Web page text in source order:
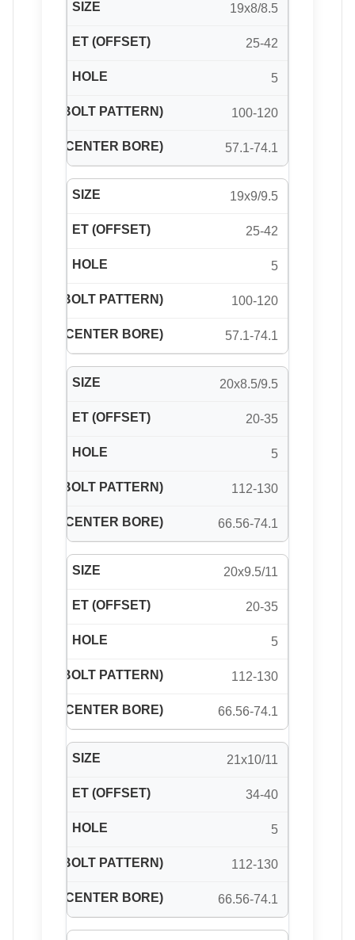
19x8/8.5
25-42
5
100-120
57.1-74.1
19x9/9.5
25-42
5
100-120
57.1-74.1
20x8.5/9.5
20-35
5
112-130
66.56-74.1
20x9.5/11
20-35
5
112-130
66.56-74.1
21x10/11
34-40
5
112-130
66.56-74.1